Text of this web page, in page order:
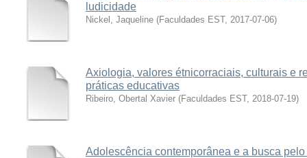
ludicidade
Nickel, Jaqueline (Faculdades EST, 2017-07-06)
Axiologia, valores étnicorraciais, culturais e
práticas educativas
Ribeiro, Obertal Xavier (Faculdades EST, 2018-07-19)
Adolescência contemporânea e a busca